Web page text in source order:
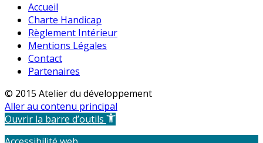
Accueil
Charte Handicap
Règlement Intérieur
Mentions Légales
Contact
Partenaires
© 2015 Atelier du développement
Aller au contenu principal
Ouvrir la barre d’outils